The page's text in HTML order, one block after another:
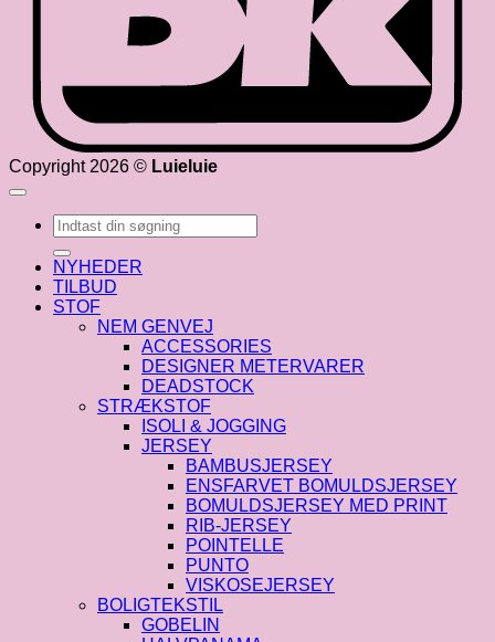
Copyright 2026 © Luieluie
Søg
efter:
NYHEDER
TILBUD
STOF
NEM GENVEJ
ACCESSORIES
DESIGNER METERVARER
DEADSTOCK
STRÆKSTOF
ISOLI & JOGGING
JERSEY
BAMBUSJERSEY
ENSFARVET BOMULDSJERSEY
BOMULDSJERSEY MED PRINT
RIB-JERSEY
POINTELLE
PUNTO
VISKOSEJERSEY
BOLIGTEKSTIL
GOBELIN